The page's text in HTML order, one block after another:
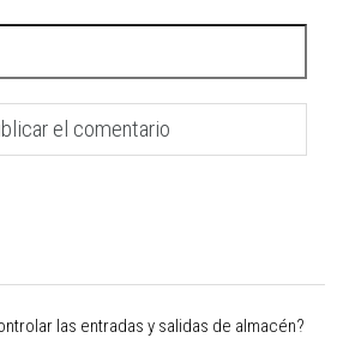
las entradas y salidas de almacén?